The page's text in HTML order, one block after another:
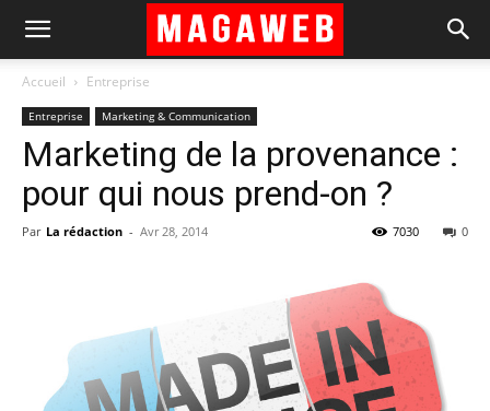
Accueil Entreprise
Entreprise Marketing & Communication
Marketing de la provenance :
pour qui nous prend-on ?
Par La rédaction - Avr 28, 2014 0
7030